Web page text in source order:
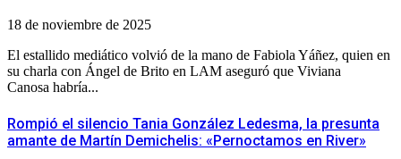
18 de noviembre de 2025
El estallido mediático volvió de la mano de Fabiola Yáñez, quien en
su charla con Ángel de Brito en LAM aseguró que Viviana
Canosa habría...
Rompió el silencio Tania González Ledesma, la presunta
amante de Martín Demichelis: «Pernoctamos en River»